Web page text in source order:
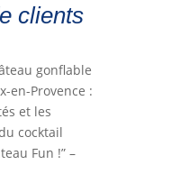
clients
gonflable
en-Provence :
et les
cocktail
Fun !” –